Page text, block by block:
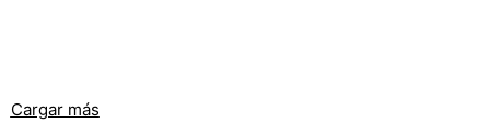
Cargar más